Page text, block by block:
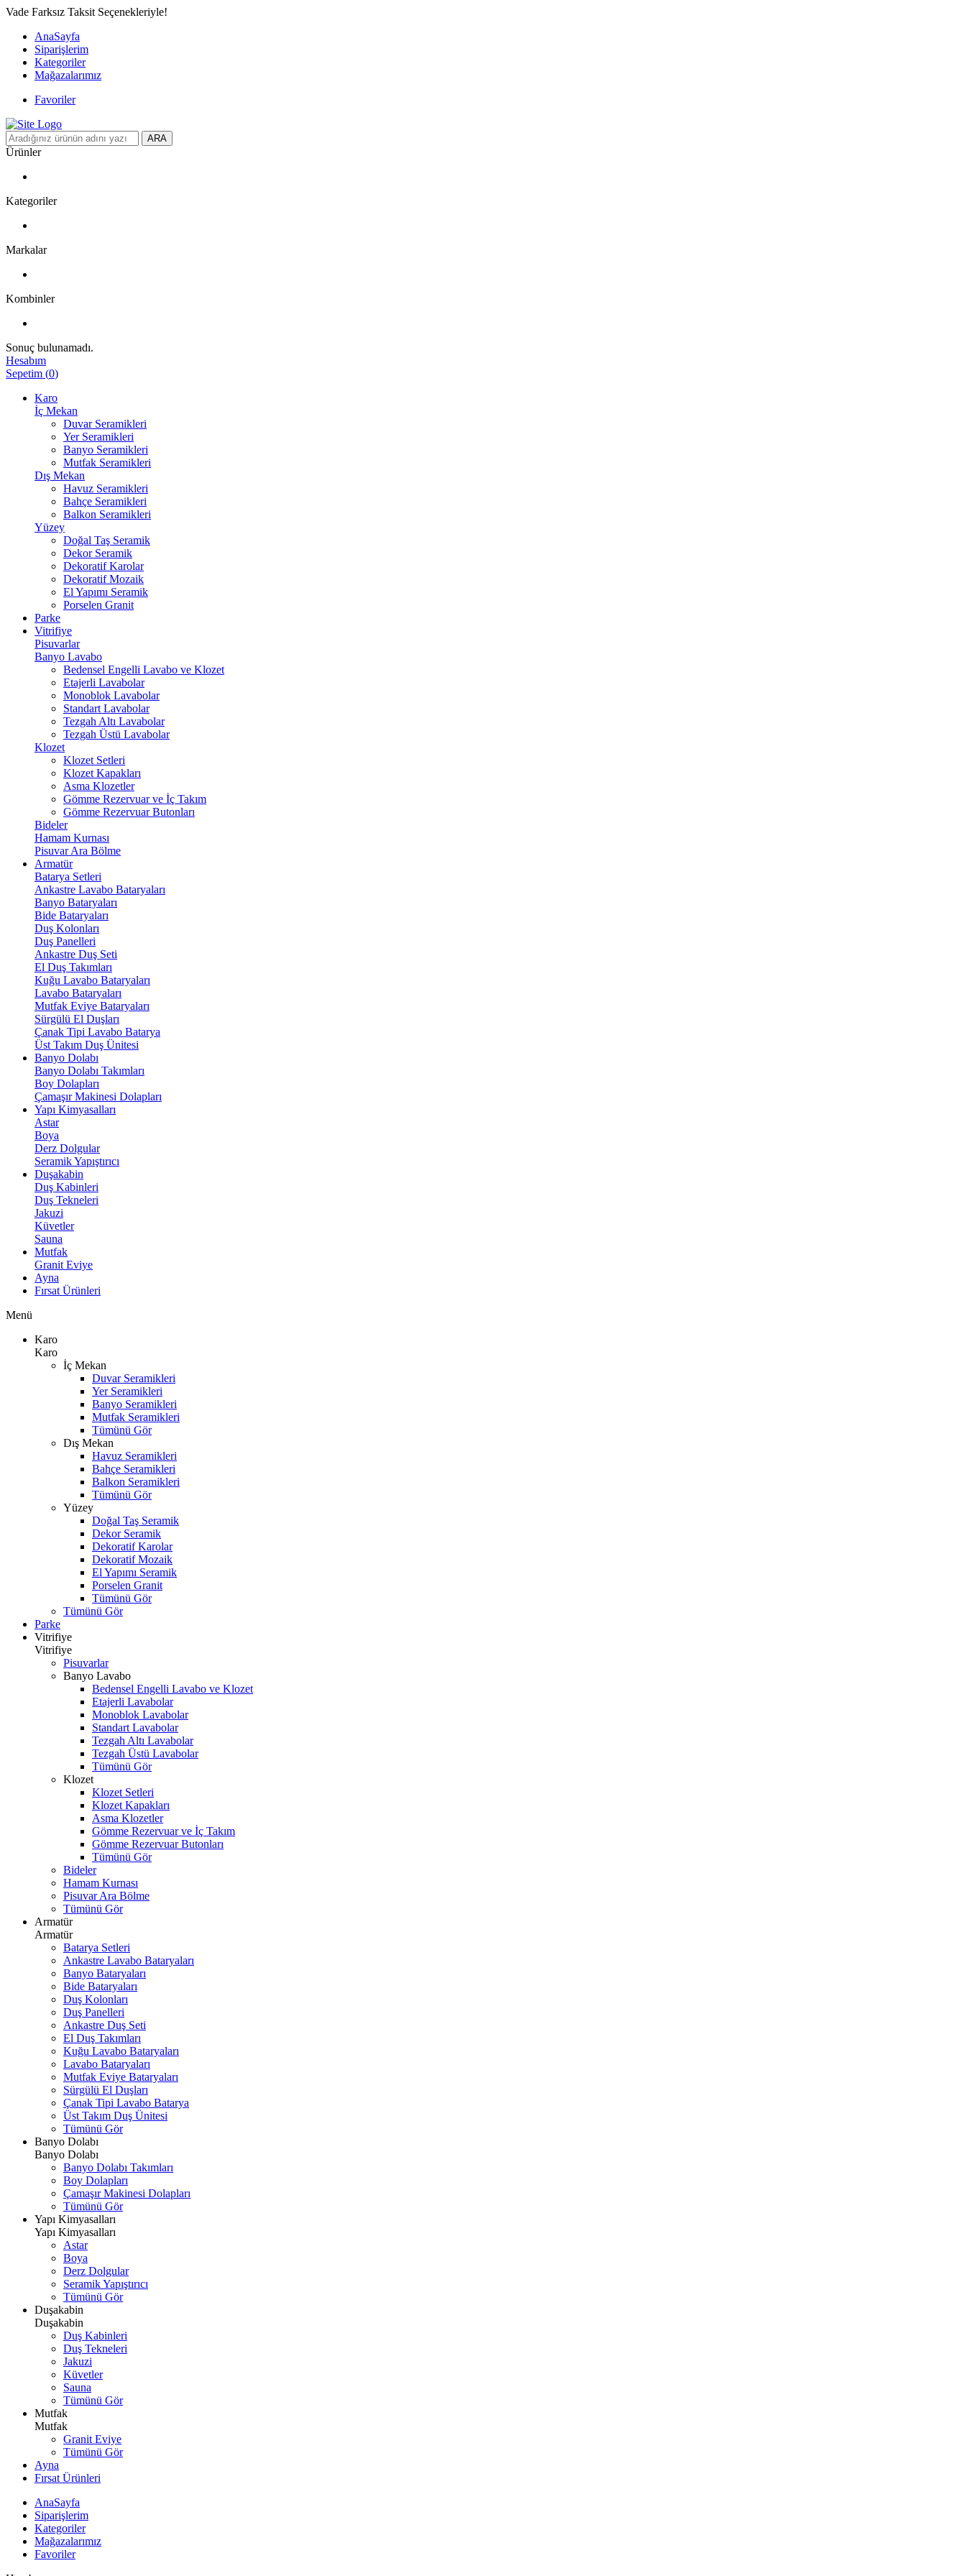
Vade Farksız Taksit Seçenekleriyle!
AnaSayfa
Siparişlerim
Kategoriler
Mağazalarımız
Favoriler
ARA
Ürünler
Kategoriler
Markalar
Kombinler
Sonuç bulunamadı.
Hesabım
Sepetim (0)
Karo
İç Mekan
Duvar Seramikleri
Yer Seramikleri
Banyo Seramikleri
Mutfak Seramikleri
Dış Mekan
Havuz Seramikleri
Bahçe Seramikleri
Balkon Seramikleri
Yüzey
Doğal Taş Seramik
Dekor Seramik
Dekoratif Karolar
Dekoratif Mozaik
El Yapımı Seramik
Porselen Granit
Parke
Vitrifiye
Pisuvarlar
Banyo Lavabo
Bedensel Engelli Lavabo ve Klozet
Etajerli Lavabolar
Monoblok Lavabolar
Standart Lavabolar
Tezgah Altı Lavabolar
Tezgah Üstü Lavabolar
Klozet
Klozet Setleri
Klozet Kapakları
Asma Klozetler
Gömme Rezervuar ve İç Takım
Gömme Rezervuar Butonları
Bideler
Hamam Kurnası
Pisuvar Ara Bölme
Armatür
Batarya Setleri
Ankastre Lavabo Bataryaları
Banyo Bataryaları
Bide Bataryaları
Duş Kolonları
Duş Panelleri
Ankastre Duş Seti
El Duş Takımları
Kuğu Lavabo Bataryaları
Lavabo Bataryaları
Mutfak Eviye Bataryaları
Sürgülü El Duşları
Çanak Tipi Lavabo Batarya
Üst Takım Duş Ünitesi
Banyo Dolabı
Banyo Dolabı Takımları
Boy Dolapları
Çamaşır Makinesi Dolapları
Yapı Kimyasalları
Astar
Boya
Derz Dolgular
Seramik Yapıştırıcı
Duşakabin
Duş Kabinleri
Duş Tekneleri
Jakuzi
Küvetler
Sauna
Mutfak
Granit Eviye
Ayna
Fırsat Ürünleri
Menü
Karo
Karo
İç Mekan
Duvar Seramikleri
Yer Seramikleri
Banyo Seramikleri
Mutfak Seramikleri
Tümünü Gör
Dış Mekan
Havuz Seramikleri
Bahçe Seramikleri
Balkon Seramikleri
Tümünü Gör
Yüzey
Doğal Taş Seramik
Dekor Seramik
Dekoratif Karolar
Dekoratif Mozaik
El Yapımı Seramik
Porselen Granit
Tümünü Gör
Tümünü Gör
Parke
Vitrifiye
Vitrifiye
Pisuvarlar
Banyo Lavabo
Bedensel Engelli Lavabo ve Klozet
Etajerli Lavabolar
Monoblok Lavabolar
Standart Lavabolar
Tezgah Altı Lavabolar
Tezgah Üstü Lavabolar
Tümünü Gör
Klozet
Klozet Setleri
Klozet Kapakları
Asma Klozetler
Gömme Rezervuar ve İç Takım
Gömme Rezervuar Butonları
Tümünü Gör
Bideler
Hamam Kurnası
Pisuvar Ara Bölme
Tümünü Gör
Armatür
Armatür
Batarya Setleri
Ankastre Lavabo Bataryaları
Banyo Bataryaları
Bide Bataryaları
Duş Kolonları
Duş Panelleri
Ankastre Duş Seti
El Duş Takımları
Kuğu Lavabo Bataryaları
Lavabo Bataryaları
Mutfak Eviye Bataryaları
Sürgülü El Duşları
Çanak Tipi Lavabo Batarya
Üst Takım Duş Ünitesi
Tümünü Gör
Banyo Dolabı
Banyo Dolabı
Banyo Dolabı Takımları
Boy Dolapları
Çamaşır Makinesi Dolapları
Tümünü Gör
Yapı Kimyasalları
Yapı Kimyasalları
Astar
Boya
Derz Dolgular
Seramik Yapıştırıcı
Tümünü Gör
Duşakabin
Duşakabin
Duş Kabinleri
Duş Tekneleri
Jakuzi
Küvetler
Sauna
Tümünü Gör
Mutfak
Mutfak
Granit Eviye
Tümünü Gör
Ayna
Fırsat Ürünleri
AnaSayfa
Siparişlerim
Kategoriler
Mağazalarımız
Favoriler